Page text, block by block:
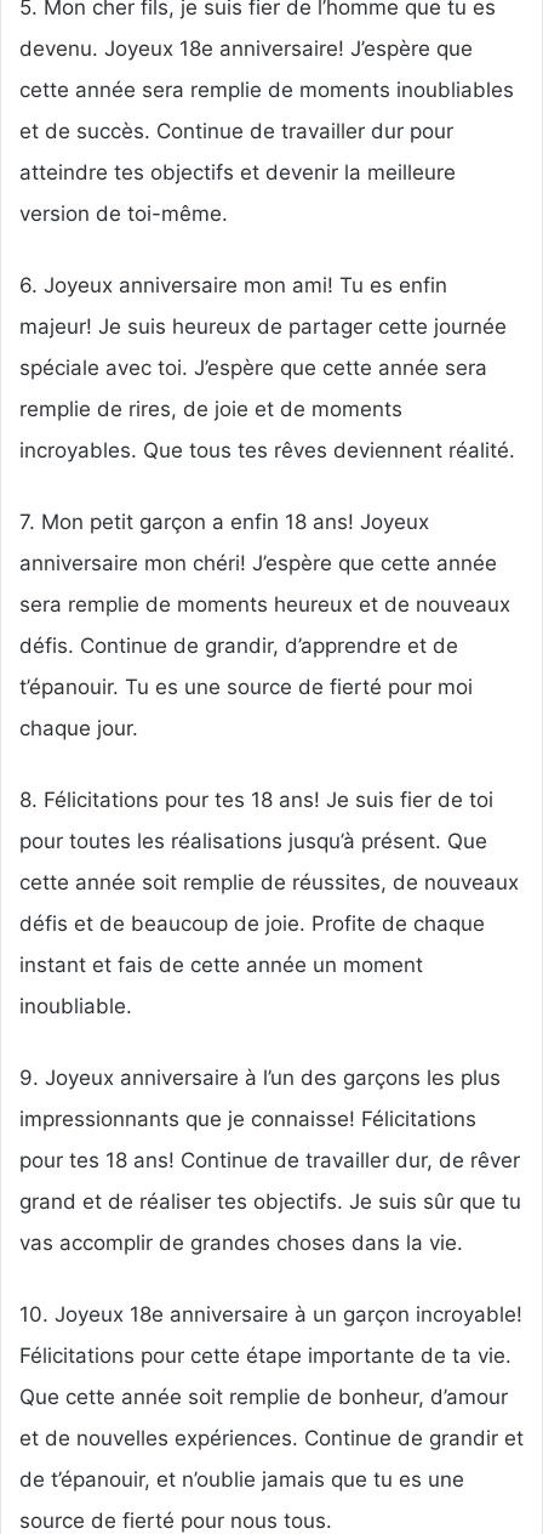
5. Mon cher fils, je suis fier de l’homme que tu es
devenu. Joyeux 18e anniversaire! J’espère que
cette année sera remplie de moments inoubliables
et de succès. Continue de travailler dur pour
atteindre tes objectifs et devenir la meilleure
version de toi-même.
6. Joyeux anniversaire mon ami! Tu es enfin
majeur! Je suis heureux de partager cette journée
spéciale avec toi. J’espère que cette année sera
remplie de rires, de joie et de moments
incroyables. Que tous tes rêves deviennent réalité.
7. Mon petit garçon a enfin 18 ans! Joyeux
anniversaire mon chéri! J’espère que cette année
sera remplie de moments heureux et de nouveaux
défis. Continue de grandir, d’apprendre et de
t’épanouir. Tu es une source de fierté pour moi
chaque jour.
8. Félicitations pour tes 18 ans! Je suis fier de toi
pour toutes les réalisations jusqu’à présent. Que
cette année soit remplie de réussites, de nouveaux
défis et de beaucoup de joie. Profite de chaque
instant et fais de cette année un moment
inoubliable.
9. Joyeux anniversaire à l’un des garçons les plus
impressionnants que je connaisse! Félicitations
pour tes 18 ans! Continue de travailler dur, de rêver
grand et de réaliser tes objectifs. Je suis sûr que tu
vas accomplir de grandes choses dans la vie.
10. Joyeux 18e anniversaire à un garçon incroyable!
Félicitations pour cette étape importante de ta vie.
Que cette année soit remplie de bonheur, d’amour
et de nouvelles expériences. Continue de grandir et
de t’épanouir, et n’oublie jamais que tu es une
source de fierté pour nous tous.